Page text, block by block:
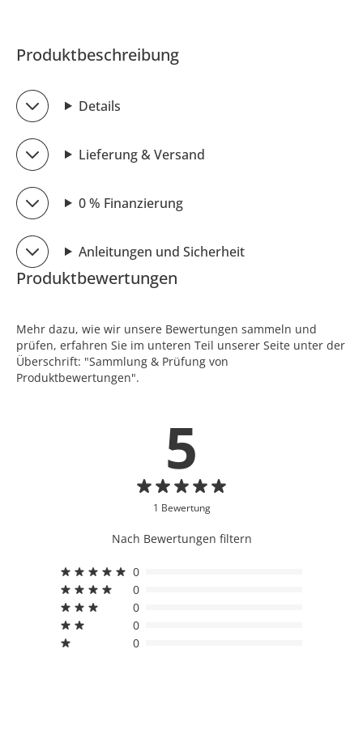
Produktbeschreibung
Details
Lieferung & Versand
0 % Finanzierung
Anleitungen und Sicherheit
Produktbewertungen
Mehr dazu, wie wir unsere Bewertungen sammeln und
prüfen, erfahren Sie im unteren Teil unserer Seite unter der
Überschrift: "Sammlung & Prüfung von
Produktbewertungen".
5
1 Bewertung
Nach Bewertungen filtern
0
0
0
0
0